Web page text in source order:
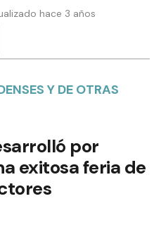
hace 3 años
Y DE OTRAS
por
exitosa feria de